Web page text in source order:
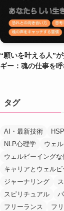
“願いを叶える人”
ギー：魂の仕事を
タグ
AI・最新技術 HSP
NLP心理学
ウェ
ウェルビーイング
キャリアとウェル
ジャーナリング
スピリチュアル
フリーランス
フ